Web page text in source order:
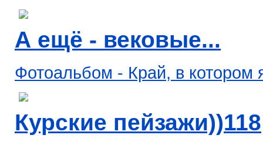
А ещё - вековые...
Фотоальбом - Край, в котором
Курские пейзажи))118